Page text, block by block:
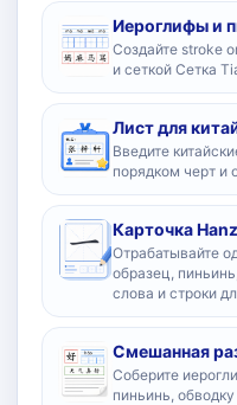
Иероглифы и
Создайте stroke
и сеткой Сетка
Лист для
Введите
порядком черт и
Карточка
Отрабатывайте
образец,
слова и строки
Смешанная
Соберите
пиньинь,